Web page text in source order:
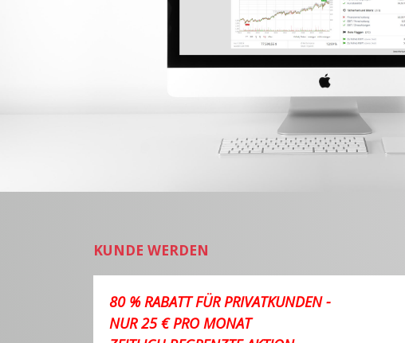
KUNDE WERDEN
80 % RABATT FÜR PRIVATKUNDEN -
NUR 25 € PRO MONAT